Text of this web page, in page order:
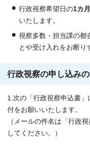
行政視察希望日の1カ
いたします。
視察多数・担当課の都
とや受け入れをお断り
行政視察の申し込み
1.次の「行政視察申込書
付をお願いいたします。
（メールの件名は「行政
してください。）